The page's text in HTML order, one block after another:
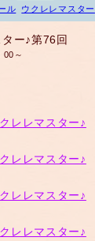
ル
ウクレレマスター
ー♪第76回
～